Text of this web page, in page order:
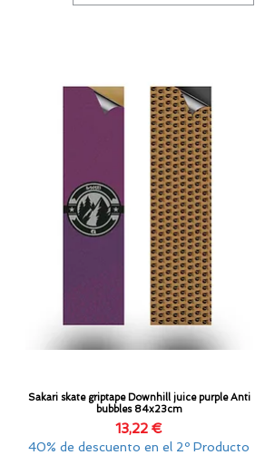
Vista rápida
Sakari skate griptape Downhill juice purple Anti
bubbles 84x23cm
Precio
13,22 €
40% de descuento en el 2º Producto